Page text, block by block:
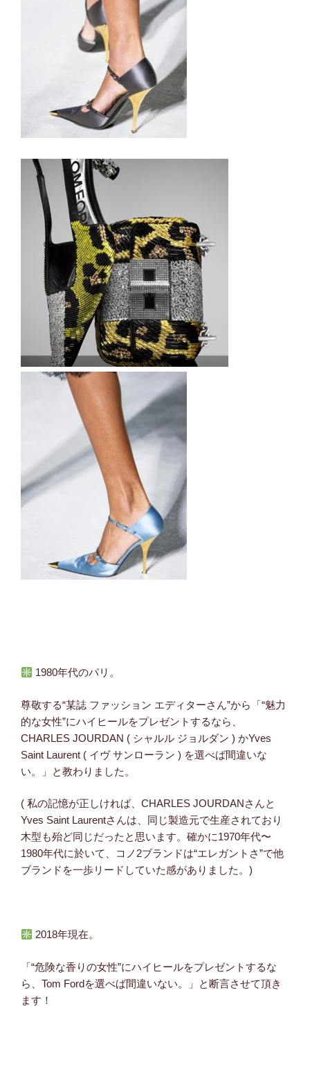
1980年代のパリ。
尊敬する“某誌 ファッション エディターさん”から「“魅力
的な女性”にハイヒールをプレゼントするなら、
CHARLES JOURDAN ( シャルル ジョルダン ) かYves
Saint Laurent ( イヴ サンローラン ) を選べば間違いな
い。」と教わりました。
( 私の記憶が正しければ、CHARLES JOURDANさんと
Yves Saint Laurentさんは、同じ製造元で生産されており
木型も殆ど同じだったと思います。確かに1970年代〜
1980年代に於いて、コノ2ブランドは“エレガントさ”で他
ブランドを一歩リードしていた感がありました。)
2018年現在。
「“危険な香りの女性”にハイヒールをプレゼントするな
ら、Tom Fordを選べば間違いない。」と断言させて頂き
ます！